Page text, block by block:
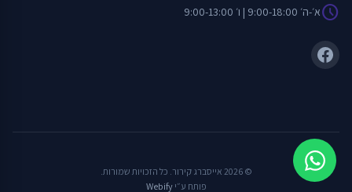
scheduleא׳-ה׳ 9:00-18:00 | ו׳ 9:00-13:00
© 2026 אייסברג קירור. כל הזכויות שמורות.
פותח ע״יWebify